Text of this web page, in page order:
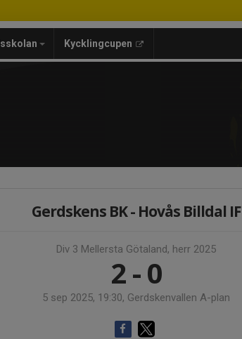
Kycklingcupen
Gerdskens BK - Hovås Billdal IF
Div 3 Mellersta Götaland, herr 2025
2 - 0
5 sep 2025, 19:30, Gerdskenvallen A-plan